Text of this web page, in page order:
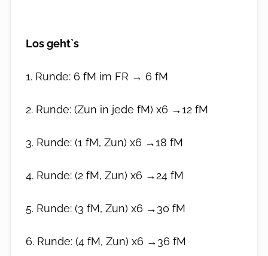
Los geht`s
1. Runde: 6 fM im FR → 6 fM
2. Runde: (Zun in jede fM) x6 →12 fM
3. Runde: (1 fM, Zun) x6 →18 fM
4. Runde: (2 fM, Zun) x6 →24 fM
5. Runde: (3 fM, Zun) x6 →30 fM
6. Runde: (4 fM, Zun) x6 →36 fM